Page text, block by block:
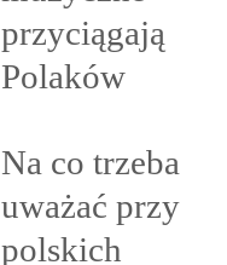
przyciągają
Polaków
Na co trzeba
uważać przy
polskich